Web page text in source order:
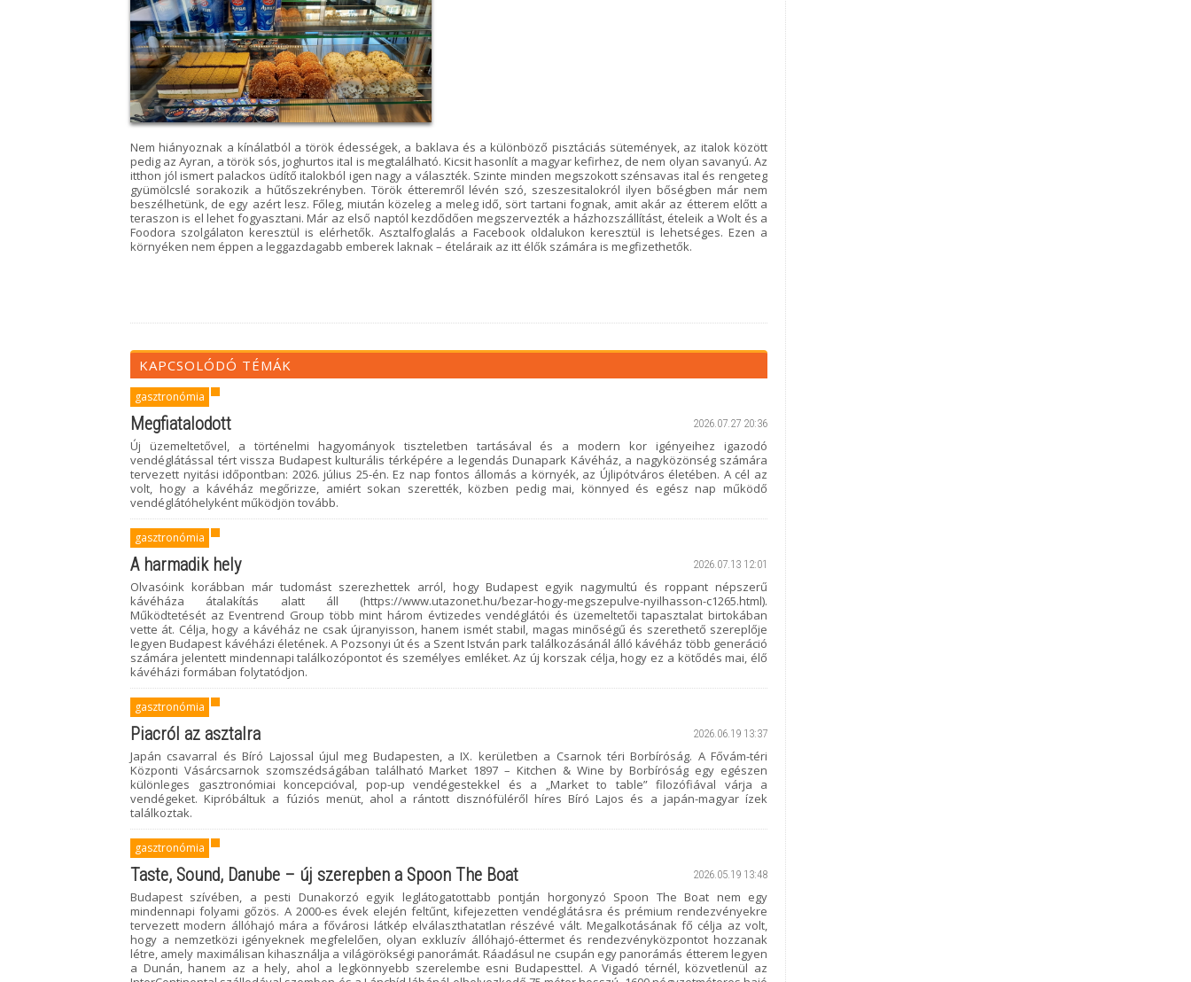
Nem hiányoznak a kínálatból a török édességek, a baklava és a különböző pisztáciás sütemények, az italok között
pedig az Ayran, a török sós, joghurtos ital is megtalálható. Kicsit hasonlít a magyar kefirhez, de nem olyan savanyú. Az
itthon jól ismert palackos üdítő italokból igen nagy a választék. Szinte minden megszokott szénsavas ital és rengeteg
gyümölcslé sorakozik a hűtőszekrényben. Török étteremről lévén szó, szeszesitalokról ilyen bőségben már nem
beszélhetünk, de egy azért lesz. Főleg, miután közeleg a meleg idő, sört tartani fognak, amit akár az étterem előtt a
teraszon is el lehet fogyasztani. Már az első naptól kezdődően megszervezték a házhozszállítást, ételeik a Wolt és a
Foodora szolgálaton keresztül is elérhetők. Asztalfoglalás a Facebook oldalukon keresztül is lehetséges. Ezen a
környéken nem éppen a leggazdagabb emberek laknak – ételáraik az itt élők számára is megfizethetők.
KAPCSOLÓDÓ TÉMÁK
gasztronómia
2026.07.27 20:36
Megfiatalodott
Új üzemeltetővel, a történelmi hagyományok tiszteletben tartásával és a modern kor igényeihez igazodó
vendéglátással tért vissza Budapest kulturális térképére a legendás Dunapark Kávéház, a nagyközönség számára
tervezett nyitási időpontban: 2026. július 25-én. Ez nap fontos állomás a környék, az Újlipótváros életében. A cél az
volt, hogy a kávéház megőrizze, amiért sokan szerették, közben pedig mai, könnyed és egész nap működő
vendéglátóhelyként működjön tovább.
gasztronómia
2026.07.13 12:01
A harmadik hely
Olvasóink korábban már tudomást szerezhettek arról, hogy Budapest egyik nagymultú és roppant népszerű
kávéháza átalakítás alatt áll (https://www.utazonet.hu/bezar-hogy-megszepulve-nyilhasson-c1265.html).
Működtetését az Eventrend Group több mint három évtizedes vendéglátói és üzemeltetői tapasztalat birtokában
vette át. Célja, hogy a kávéház ne csak újranyisson, hanem ismét stabil, magas minőségű és szerethető szereplője
legyen Budapest kávéházi életének. A Pozsonyi út és a Szent István park találkozásánál álló kávéház több generáció
számára jelentett mindennapi találkozópontot és személyes emléket. Az új korszak célja, hogy ez a kötődés mai, élő
kávéházi formában folytatódjon.
gasztronómia
2026.06.19 13:37
Piacról az asztalra
Japán csavarral és Bíró Lajossal újul meg Budapesten, a IX. kerületben a Csarnok téri Borbíróság. A Fővám-téri
Központi Vásárcsarnok szomszédságában található Market 1897 – Kitchen & Wine by Borbíróság egy egészen
különleges gasztronómiai koncepcióval, pop-up vendégestekkel és a „Market to table” filozófiával várja a
vendégeket. Kipróbáltuk a fúziós menüt, ahol a rántott disznófüléről híres Bíró Lajos és a japán-magyar ízek
találkoztak.
gasztronómia
2026.05.19 13:48
Taste, Sound, Danube – új szerepben a Spoon The Boat
Budapest szívében, a pesti Dunakorzó egyik leglátogatottabb pontján horgonyzó Spoon The Boat nem egy
mindennapi folyami gőzös. A 2000-es évek elején feltűnt, kifejezetten vendéglátásra és prémium rendezvényekre
tervezett modern állóhajó mára a fővárosi látkép elválaszthatatlan részévé vált. Megalkotásának fő célja az volt,
hogy a nemzetközi igényeknek megfelelően, olyan exkluzív állóhajó-éttermet és rendezvényközpontot hozzanak
létre, amely maximálisan kihasználja a világörökségi panorámát. Ráadásul ne csupán egy panorámás étterem legyen
a Dunán, hanem az a hely, ahol a legkönnyebb szerelembe esni Budapesttel. A Vigadó térnél, közvetlenül az